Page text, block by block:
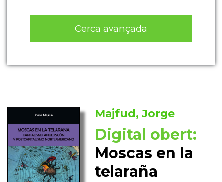
Cerca avançada
Majfud, Jorge
Digital obert:
Moscas en la
telaraña